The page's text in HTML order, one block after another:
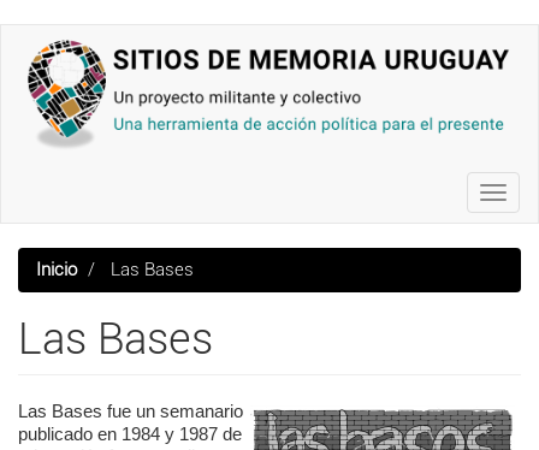
contenido
principal
Inicio Las Bases
Las Bases
Las Bases fue un semanario
publicado en 1984 y 1987 de